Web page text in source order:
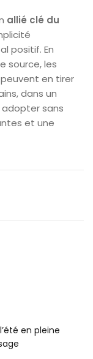
allié clé du
positif. En
source, les
en tirer
dans un
sans
et une
en pleine